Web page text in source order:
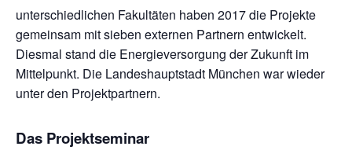
unterschiedlichen Fakultäten haben 2017 die Projekte
gemeinsam mit sieben externen Partnern entwickelt.
Diesmal stand die Energieversorgung der Zukunft im
Mittelpunkt. Die Landeshauptstadt München war wieder
unter den Projektpartnern.
Das Projektseminar